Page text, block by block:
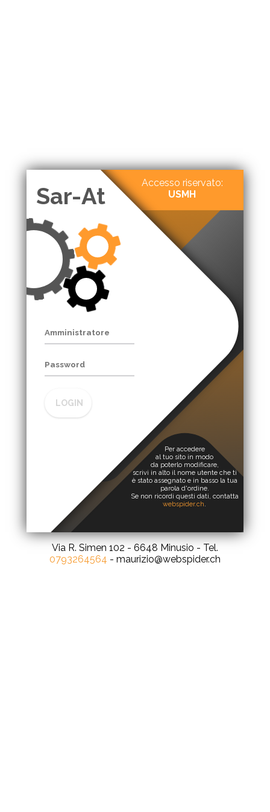
Sar-At
Accesso riservato:
USMH
LOGIN
Per accedere
al tuo sito in modo
da poterlo modificare,
scrivi in alto il nome utente che ti
è stato assegnato e in basso la tua
parola d'ordine.
Se non ricordi questi dati, contatta
webspider.ch.
Via R. Simen 102 - 6648 Minusio - Tel.
0793264564 - maurizio@webspider.ch